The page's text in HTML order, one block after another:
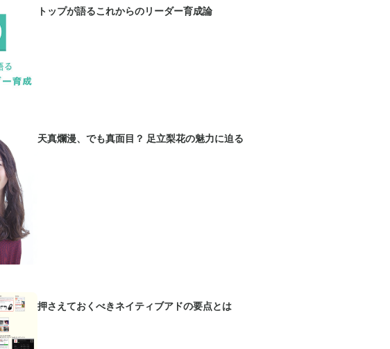
トップが語るこれからのリーダー育成論
天真爛漫、でも真面目？ 足立梨花の魅力に迫る
押さえておくべきネイティブアドの要点とは